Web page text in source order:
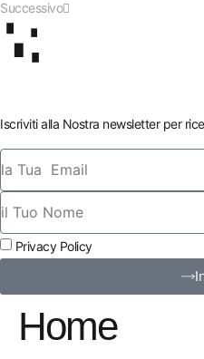
Successivo
Iscriviti alla Nostra newsletter per
Privacy Policy
Home